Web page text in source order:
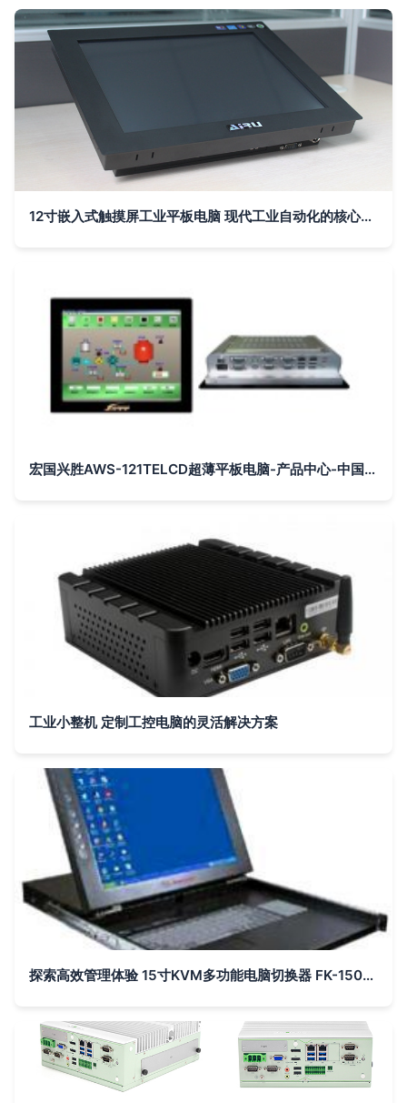
12寸嵌入式触摸屏工业平板电脑 现代工业自动化的核心终端
宏国兴胜AWS-121TELCD超薄平板电脑-产品中心-中国工控网
工业小整机 定制工控电脑的灵活解决方案
探索高效管理体验 15寸KVM多功能电脑切换器 FK-150-8U 详解